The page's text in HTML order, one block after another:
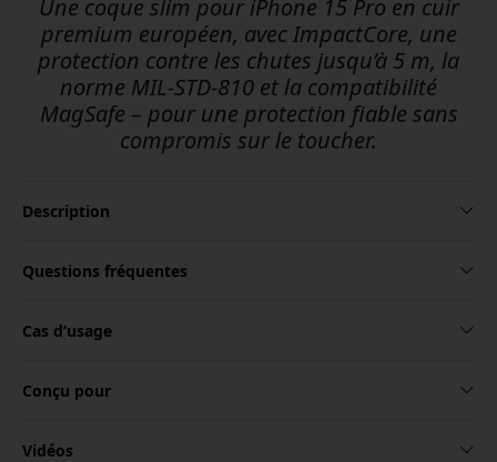
Une coque slim pour iPhone 15 Pro en cuir
premium européen, avec ImpactCore, une
protection contre les chutes jusqu’à 5 m, la
norme MIL-STD-810 et la compatibilité
MagSafe – pour une protection fiable sans
compromis sur le toucher.
Description
Questions fréquentes
Cas d’usage
Conçu pour
Vidéos